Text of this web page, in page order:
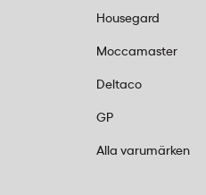
Housegard
Moccamaster
Deltaco
GP
Alla varumärken